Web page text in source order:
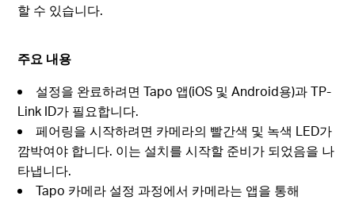
할 수 있습니다.
주요 내용
설정을 완료하려면 Tapo 앱(iOS 및 Android용)과 TP-
Link ID가 필요합니다.
페어링을 시작하려면 카메라의 빨간색 및 녹색 LED가
깜박여야 합니다. 이는 설치를 시작할 준비가 되었음을 나
타냅니다.
Tapo 카메라 설정 과정에서 카메라는 앱을 통해